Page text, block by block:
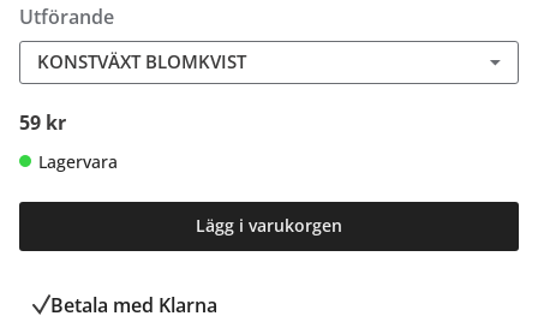
Utförande
KONSTVÄXT BLOMKVIST
59 kr
Lagervara
Lägg i varukorgen
Betala med Klarna